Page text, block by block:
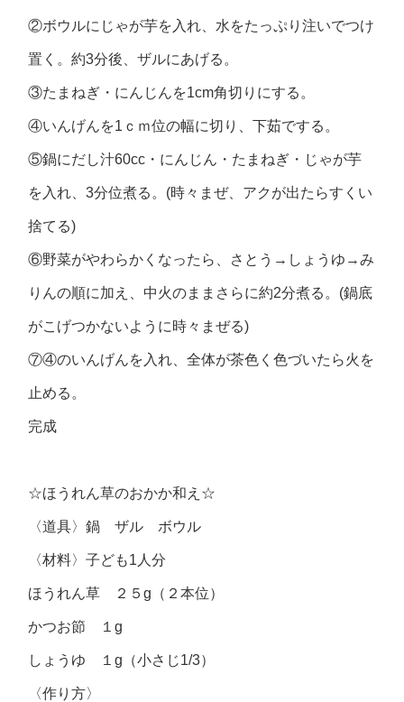
②ボウルにじゃが芋を入れ、水をたっぷり注いでつけ
置く。約3分後、ザルにあげる。
③たまねぎ・にんじんを1cm角切りにする。
④いんげんを1ｃｍ位の幅に切り、下茹でする。
⑤鍋にだし汁60cc・にんじん・たまねぎ・じゃが芋
を入れ、3分位煮る。(時々まぜ、アクが出たらすくい
捨てる)
⑥野菜がやわらかくなったら、さとう→しょうゆ→み
りんの順に加え、中火のままさらに約2分煮る。(鍋底
がこげつかないように時々まぜる)
⑦④のいんげんを入れ、全体が茶色く色づいたら火を
止める。
完成
☆ほうれん草のおかか和え☆
〈道具〉鍋 ザル ボウル
〈材料〉子ども1人分
ほうれん草 ２５g（２本位）
かつお節 １g
しょうゆ １g（小さじ1/3）
〈作り方〉